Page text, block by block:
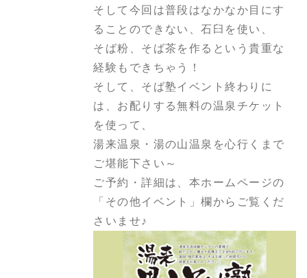
そして今回は普段はなかなか目にす
ることのできない、石臼を使い、
そば粉、そば茶を作るという貴重な
経験もできちゃう！
そして、そば塾イベント終わりに
は、お配りする無料の温泉チケット
を使って、
湯来温泉・湯の山温泉を心行くまで
ご堪能下さい～
ご予約・詳細は、本ホームページの
「その他イベント」欄からご覧くだ
さいませ♪